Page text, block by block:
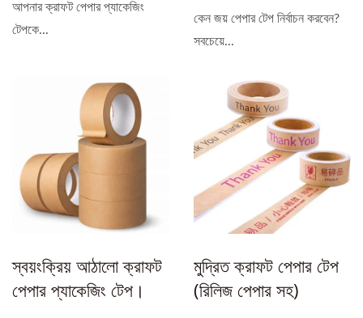
আপনার ক্রাফট পেপার প্যাকেজিং
টেপকে...
কেন জয় পেপার টেপ নির্বাচন করবেন?
সবচেয়ে...
স্বয়ংক্রিয় আঠালো ক্রাফট
পেপার প্যাকেজিং টেপ।
মুদ্রিত ক্রাফট পেপার টেপ
(রিলিজ পেপার সহ)